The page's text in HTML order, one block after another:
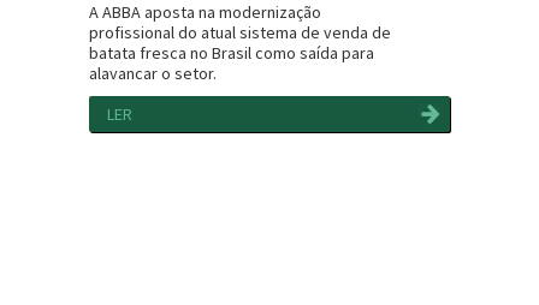
A ABBA aposta na modernização
profissional do atual sistema de venda de
batata fresca no Brasil como saída para
alavancar o setor.
LER